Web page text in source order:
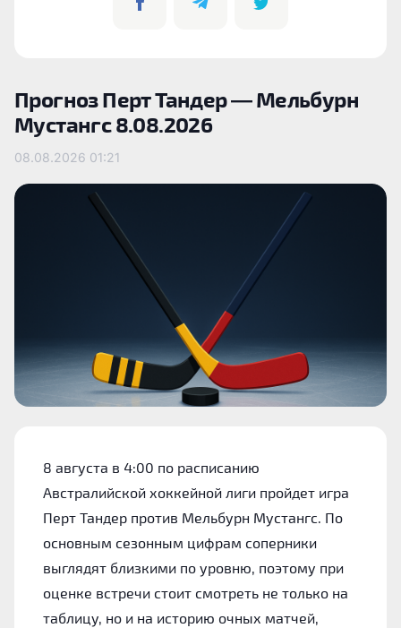
Прогноз Перт Тандер — Мельбурн
Мустангс 8.08.2026
08.08.2026 01:21
8 августа в 4:00 по расписанию
Австралийской хоккейной лиги пройдет игра
Перт Тандер против Мельбурн Мустангс. По
основным сезонным цифрам соперники
выглядят близкими по уровню, поэтому при
оценке встречи стоит смотреть не только на
таблицу, но и на историю очных матчей,